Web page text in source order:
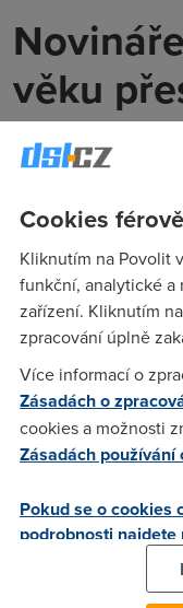
věku
Napsala mi
první tiskovou
toho zvláštní pocity.
Daniela(22.6.2014
To není bohužel jen
personalistiky,
škole. A kandidáti se
(22.6.2014
No co co , máte co
Cookies
Kliknutím na Povolit
funkční, analytické
zařízení. Kliknutím
zpracování úplně
Více informací o
Zásadách o
cookies a možnosti
Zásadách používání
Pokud se o cookies
podrobnosti